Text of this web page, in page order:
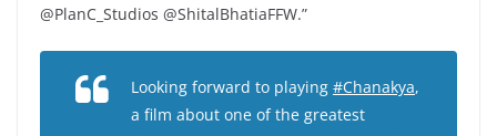
@PlanC_Studios @ShitalBhatiaFFW.”
Looking forward to playing #Chanakya,
a film about one of the greatest